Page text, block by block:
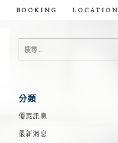
BOOKING LOCATION
分類
優惠訊息
最新消息